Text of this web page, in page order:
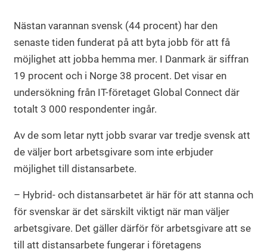
Nästan varannan svensk (44 procent) har den
senaste tiden funderat på att byta jobb för att få
möjlighet att jobba hemma mer. I Danmark är siffran
19 procent och i Norge 38 procent. Det visar en
undersökning från IT-företaget Global Connect där
totalt 3 000 respondenter ingår.
Av de som letar nytt jobb svarar var tredje svensk att
de väljer bort arbetsgivare som inte erbjuder
möjlighet till distansarbete.
– Hybrid- och distansarbetet är här för att stanna och
för svenskar är det särskilt viktigt när man väljer
arbetsgivare. Det gäller därför för arbetsgivare att se
till att distansarbete fungerar i företagens